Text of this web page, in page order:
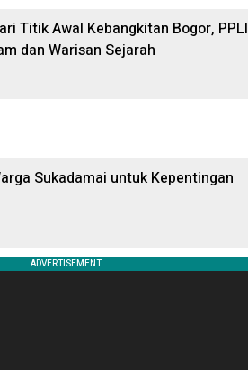
Titik Awal Kebangkitan Bogor, PPLI
dan Warisan Sejarah
Sukadamai untuk Kepentingan